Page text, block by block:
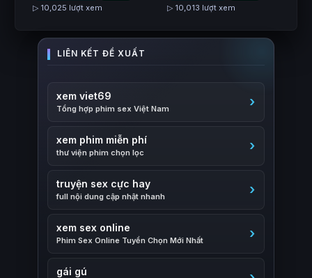
▷ 10,025 lượt xem ▷ 10,013 lượt xem
xem viet69
Tổng hợp phim sex Việt Nam
xem phim miễn phí
thư viện phim chọn lọc
truyện sex cực hay
full nội dung cập nhật nhanh
xem sex online
Phim Sex Online Tuyển Chọn Mới Nhất
gái gú